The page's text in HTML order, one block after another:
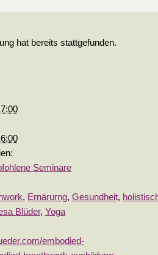
hat bereits stattgefunden.
Seminare
, Ernärurng, Gesundheit,
Blüder, Yoga
embodied-